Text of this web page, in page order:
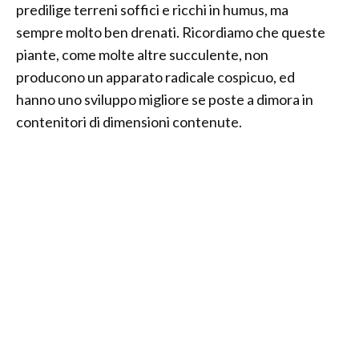
predilige terreni soffici e ricchi in humus, ma
sempre molto ben drenati. Ricordiamo che queste
piante, come molte altre succulente, non
producono un apparato radicale cospicuo, ed
hanno uno sviluppo migliore se poste a dimora in
contenitori di dimensioni contenute.